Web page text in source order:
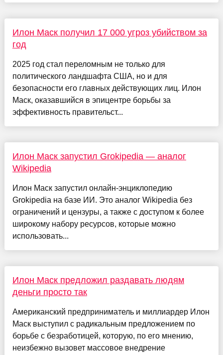
Илон Маск получил 17 000 угроз убийством за
год
2025 год стал переломным не только для
политического ландшафта США, но и для
безопасности его главных действующих лиц. Илон
Маск, оказавшийся в эпицентре борьбы за
эффективность правительст...
Илон Маск запустил Grokipedia — аналог
Wikipedia
Илон Маск запустил онлайн-энциклопедию
Grokipedia на базе ИИ. Это аналог Wikipedia без
ограничений и цензуры, а также с доступом к более
широкому набору ресурсов, которые можно
использовать...
Илон Маск предложил раздавать людям
деньги просто так
Американский предприниматель и миллиардер Илон
Маск выступил с радикальным предложением по
борьбе с безработицей, которую, по его мнению,
неизбежно вызовет массовое внедрение